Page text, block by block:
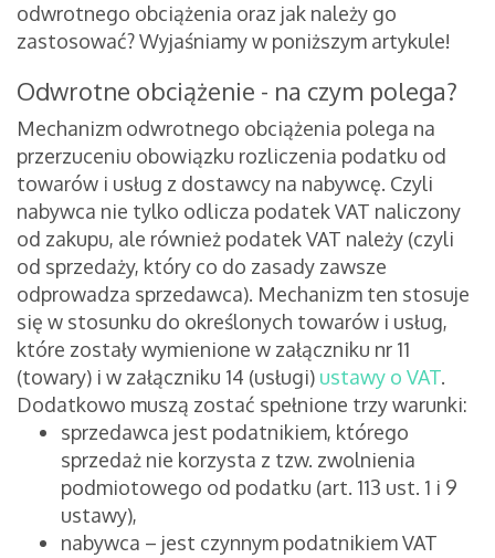
odwrotnego obciążenia oraz jak należy go
zastosować? Wyjaśniamy w poniższym artykule!
Odwrotne obciążenie - na czym polega?
Mechanizm odwrotnego obciążenia polega na
przerzuceniu obowiązku rozliczenia podatku od
towarów i usług z dostawcy na nabywcę. Czyli
nabywca nie tylko odlicza podatek VAT naliczony
od zakupu, ale również podatek VAT należy (czyli
od sprzedaży, który co do zasady zawsze
odprowadza sprzedawca). Mechanizm ten stosuje
się w stosunku do określonych towarów i usług,
które zostały wymienione w załączniku nr 11
(towary) i w załączniku 14 (usługi) ustawy o VAT.
Dodatkowo muszą zostać spełnione trzy warunki:
sprzedawca jest podatnikiem, którego
sprzedaż nie korzysta z tzw. zwolnienia
podmiotowego od podatku (art. 113 ust. 1 i 9
ustawy),
nabywca – jest czynnym podatnikiem VAT